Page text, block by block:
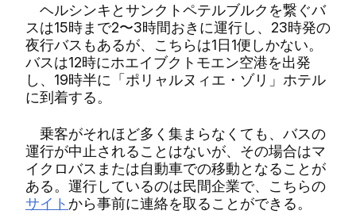
ヘルシンキとサンクトペテルブルクを繋ぐバ
スは15時まで2〜3時間おきに運行し、23時発の
夜行バスもあるが、こちらは1日1便しかない。
バスは12時にホエイブクトモエン空港を出発
し、19時半に「ポリャルヌィエ・ゾリ」ホテル
に到着する。
乗客がそれほど多く集まらなくても、バスの
運行が中止されることはないが、その場合はマ
イクロバスまたは自動車での移動となることが
ある。運行しているのは民間企業で、こちらの
サイトから事前に連絡を取ることができる。